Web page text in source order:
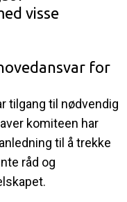
visse
for
tilgang til nødvendig
komiteen har
til å trekke
råd og